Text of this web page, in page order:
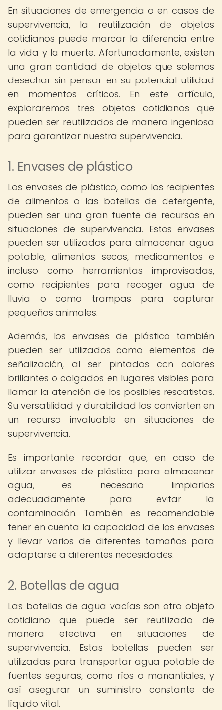
En situaciones de emergencia o en casos de
supervivencia, la reutilización de objetos
cotidianos puede marcar la diferencia entre
la vida y la muerte. Afortunadamente, existen
una gran cantidad de objetos que solemos
desechar sin pensar en su potencial utilidad
en momentos críticos. En este artículo,
exploraremos tres objetos cotidianos que
pueden ser reutilizados de manera ingeniosa
para garantizar nuestra supervivencia.
1. Envases de plástico
Los envases de plástico, como los recipientes
de alimentos o las botellas de detergente,
pueden ser una gran fuente de recursos en
situaciones de supervivencia. Estos envases
pueden ser utilizados para almacenar agua
potable, alimentos secos, medicamentos e
incluso como herramientas improvisadas,
como recipientes para recoger agua de
lluvia o como trampas para capturar
pequeños animales.
Además, los envases de plástico también
pueden ser utilizados como elementos de
señalización, al ser pintados con colores
brillantes o colgados en lugares visibles para
llamar la atención de los posibles rescatistas.
Su versatilidad y durabilidad los convierten en
un recurso invaluable en situaciones de
supervivencia.
Es importante recordar que, en caso de
utilizar envases de plástico para almacenar
agua, es necesario limpiarlos
adecuadamente para evitar la
contaminación. También es recomendable
tener en cuenta la capacidad de los envases
y llevar varios de diferentes tamaños para
adaptarse a diferentes necesidades.
2. Botellas de agua
Las botellas de agua vacías son otro objeto
cotidiano que puede ser reutilizado de
manera efectiva en situaciones de
supervivencia. Estas botellas pueden ser
utilizadas para transportar agua potable de
fuentes seguras, como ríos o manantiales, y
así asegurar un suministro constante de
líquido vital.